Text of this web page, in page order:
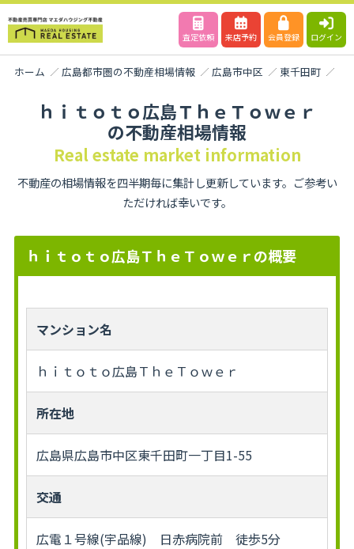
査定依頼 来店予約 会員登録 ログイン
ホーム 広島都市圏の不動産相場情報 広島市中区 東千田町
ｈｉｔｏｔｏ広島ＴｈｅＴｏｗｅｒ
の不動産相場情報
Real estate market information
不動産の相場情報を四半期毎に集計し更新しています。ご参考い
ただければ幸いです。
ｈｉｔｏｔｏ広島ＴｈｅＴｏｗｅｒの概要
マンション名
ｈｉｔｏｔｏ広島ＴｈｅＴｏｗｅｒ
所在地
広島県広島市中区東千田町一丁目1-55
交通
広電１号線(宇品線) 日赤病院前 徒歩5分